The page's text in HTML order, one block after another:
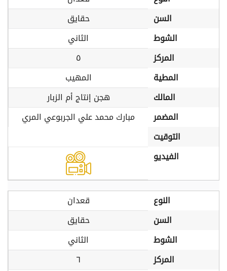
السن
حقايق
الشوط
الثاني
المركز
٥
المطية
المهيب
المالك
هجن إنتاج أم الزبار
المضمر
مبارك محمد علي الجربوعي المري
التوقيت
الفيديو
النوع
قعدان
السن
حقايق
الشوط
الثاني
المركز
٦